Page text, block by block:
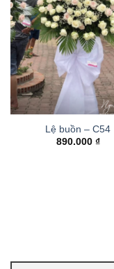
Lệ buồn – C54
890.000 ₫